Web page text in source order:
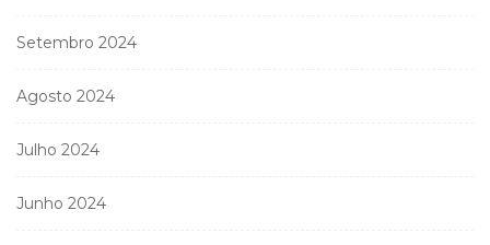
Setembro 2024
Agosto 2024
Julho 2024
Junho 2024